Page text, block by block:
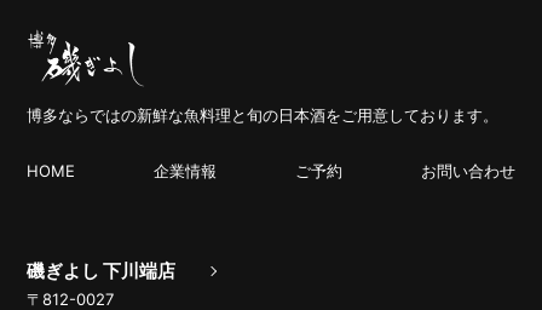
博多ならではの新鮮な魚料理と旬の日本酒をご用意しております。
HOME 企業情報 ご予約 お問い合わせ
磯ぎよし 下川端店
〒812-0027